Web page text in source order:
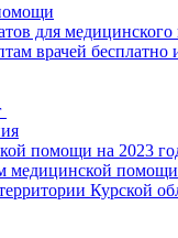
для
врачей бесплатно
помощи на 2023
медицинской помощи
Курской